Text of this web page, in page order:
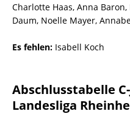
Charlotte Haas, Anna
Daum, Noelle Mayer,
Es fehlen: Isabell Koch
Abschlusstabelle
Landesliga